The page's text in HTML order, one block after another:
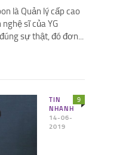
là Quản lý cấp cao
sĩ của YG
sự thật, đó đơn...
TIN
NHANH
14-06-
2019
9